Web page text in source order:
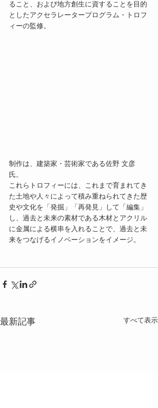
ること、および地方創生に資することを目的
としたアクセラレータープログラム・トロフ
ィーの監修。
制作は、建築家・芸術家である佐野 文彦
氏。
これらトロフィーには、これまで育まれてき
た土地や人々によって積み重ねられてきた歴
史や文化を「発掘」「再発見」して「編集」
し、過去と未来の素材である木材とアクリル
に金属による横串を入れることで、過去と未
来をつなげるイノベーションをイメージ。
最新記事 すべて表示